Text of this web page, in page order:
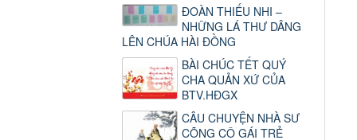
ĐOÀN THIẾU NHI –
NHỮNG LÁ THƯ DÂNG
LÊN CHÚA HÀI ĐỒNG
BÀI CHÚC TẾT QUÝ
CHA QUẢN XỨ CỦA
BTV.HĐGX
CÂU CHUYỆN NHÀ SƯ
CÕNG CÔ GÁI TRẺ